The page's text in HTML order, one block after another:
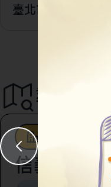
臺北市住宅及都
導覽地圖
信義區